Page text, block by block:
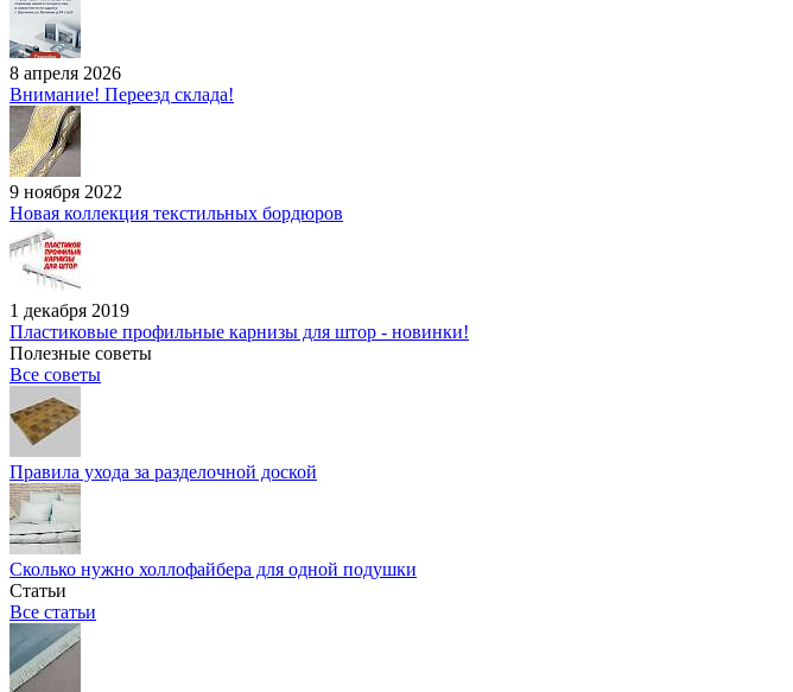
8 апреля 2026
Внимание! Переезд склада!
9 ноября 2022
Новая коллекция текстильных бордюров
1 декабря 2019
Пластиковые профильные карнизы для штор - новинки!
Полезные советы
Все советы
Правила ухода за разделочной доской
Сколько нужно холлофайбера для одной подушки
Статьи
Все статьи